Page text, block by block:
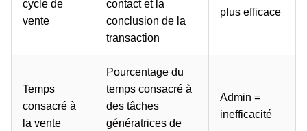
cycle de
vente
contact et la
conclusion de la
transaction
plus efficace
Temps
consacré à
la vente
Pourcentage du
temps consacré à
des tâches
génératrices de
Admin =
inefficacité